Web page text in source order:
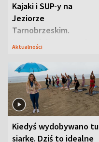
Kajaki i SUP-y na
Jeziorze
Tarnobrzeskim.
Przyrodnicy zwracają
Aktualności
Kiedyś wydobywano tu
siarkę. Dziś to idealne